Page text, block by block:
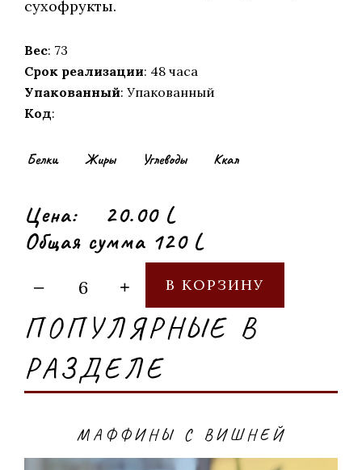
сухофрукты.
Вес: 73
Срок реализации: 48 часа
Упакованный: Упакованный
Код:
Белки Жиры Углеводы Ккал
Цена:
20.00 L
Общая сумма 120 L
– + В КОРЗИНУ
ПОПУЛЯРНЫЕ В
РАЗДЕЛЕ
МАФФИНЫ С ВИШНЕЙ